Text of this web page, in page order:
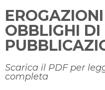
OBBLIGHI DI
Scarica il PDF per
completa